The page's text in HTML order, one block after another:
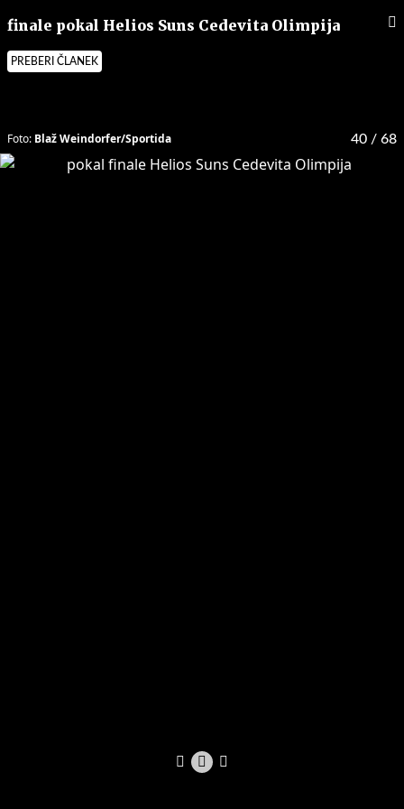
finale pokal Helios Suns Cedevita Olimpija
PREBERI ČLANEK
40 / 68
Foto: Blaž Weindorfer/Sportida